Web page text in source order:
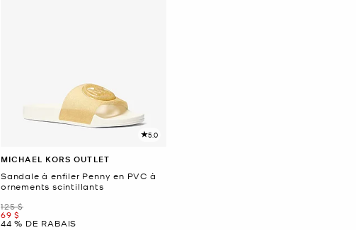
5.0
MICHAEL KORS OUTLET
Sandale à enfiler Penny en PVC à
ornements scintillants
était
125 $
maintenant
69 $
44 % DE RABAIS